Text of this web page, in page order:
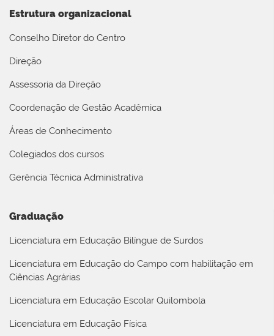
Estrutura organizacional
Conselho Diretor do Centro
Direção
Assessoria da Direção
Coordenação de Gestão Acadêmica
Áreas de Conhecimento
Colegiados dos cursos
Gerência Técnica Administrativa
Graduação
Licenciatura em Educação Bilíngue de Surdos
Licenciatura em Educação do Campo com habilitação em
Ciências Agrárias
Licenciatura em Educação Escolar Quilombola
Licenciatura em Educação Física